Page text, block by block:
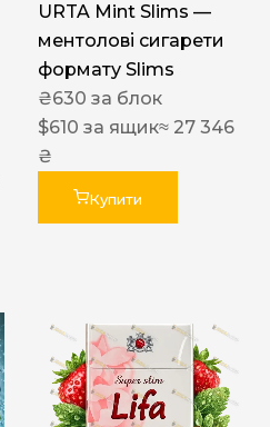
URTA Mint Slims —
ментолові сигарети
формату Slims
₴630 за блок
$610 за ящик≈ 27 346
₴
Купити